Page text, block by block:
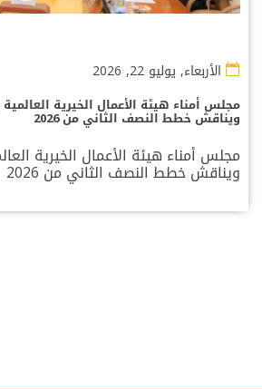
الأربعاء, يوليو 22, 2026
مجلس أمناء هيئة الأعمال الخيرية العالمية
ويناقش خطط النصف الثاني من 2026
مجلس أمناء هيئة الأعمال الخيرية
ويناقش خطط النصف الثاني من 2026